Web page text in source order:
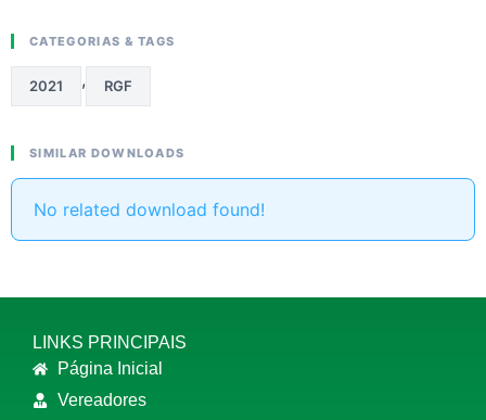
CATEGORIAS & TAGS
2021 , RGF
SIMILAR DOWNLOADS
No related download found!
LINKS PRINCIPAIS
Página Inicial
Vereadores